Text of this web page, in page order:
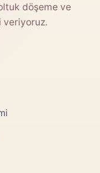
döşeme ve
veriyoruz.